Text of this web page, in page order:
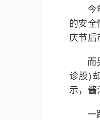
今
的安全
庆节后
而
诊股)
示，酱
一